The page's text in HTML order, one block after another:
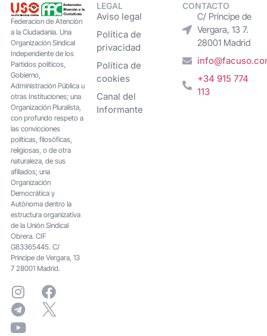
Federacion de Atención
a la Ciudadanía. Una
Organización Sindical
Independiente de los
Partidos políticos,
Gobierno,
Administración Pública u
otras Instituciones; una
Organización Pluralista,
con profundo respeto a
las convicciones
políticas, filosóficas,
religiosas, o de otra
naturaleza, de sus
afiliados; una
Organización
Democrática y
Autónoma dentro la
estructura organizativa
de la Unión Sindical
Obrera. CIF
G83365445. C/
Principe de Vergara, 13
7 28001 Madrid.
LEGAL
Aviso legal
Política de
privacidad
Política de
cookies
Canal del
Informante
CONTACTO
C/ Príncipe de
Vergara, 13 7.
28001 Madrid
+34 915 774
113